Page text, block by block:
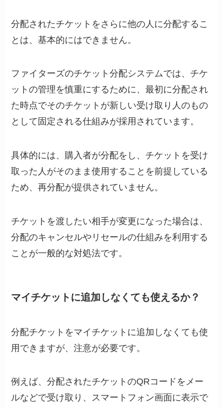
分配されたチケットをさらに他の人に分配するこ
とは、基本的にはできません。
ファイターズのチケット分配システムでは、チケ
ットの管理を慎重にするために、最初に分配され
た時点でそのチケットが新しい受け取り人のもの
として固定される仕組みが採用されています。
具体的には、購入者が分配をし、チケットを受け
取った人がそのまま使用することを前提している
ため、再分配が提供されていません。
チケットを渡したい相手が変更になった場合は、
分配のキャンセルやリセールの仕組みを利用する
ことが一般的な対処法です。
マイチケットに追加しなくても使えるか？
分配チケットをマイチケットに追加しなくても使
用できますが、注意が必要です。
例えば、分配されたチケットのQRコードをメー
ルなどで受け取り、スマートフォン画面に表示で